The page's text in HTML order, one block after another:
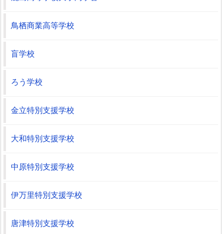
鳥栖商業高等学校
盲学校
ろう学校
金立特別支援学校
大和特別支援学校
中原特別支援学校
伊万里特別支援学校
唐津特別支援学校